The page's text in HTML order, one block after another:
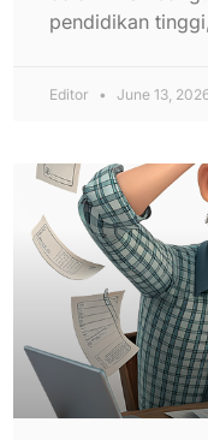
pendidikan
Editor June 13,